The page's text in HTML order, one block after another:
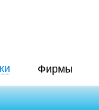
Фирмы